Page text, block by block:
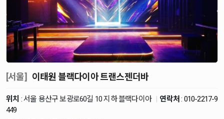
[서울] 이태원 블랙다이아 트랜스젠더바
위치 : 서울 용산구 보광로60길 10 지하 블랙다이아 | 연락처 : 010-2217-9
449